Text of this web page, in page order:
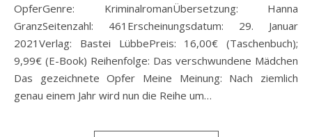
OpferGenre: KriminalromanÜbersetzung: Hanna
GranzSeitenzahl: 461Erscheinungsdatum: 29. Januar
2021Verlag: Bastei LübbePreis: 16,00€ (Taschenbuch);
9,99€ (E-Book) Reihenfolge: Das verschwundene Mädchen
Das gezeichnete Opfer Meine Meinung: Nach ziemlich
genau einem Jahr wird nun die Reihe um…